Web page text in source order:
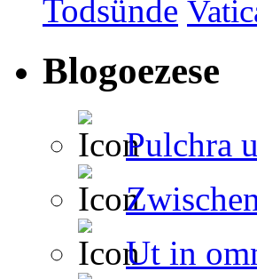
Todsünde
Blogoezese
Pulchra
Ut in